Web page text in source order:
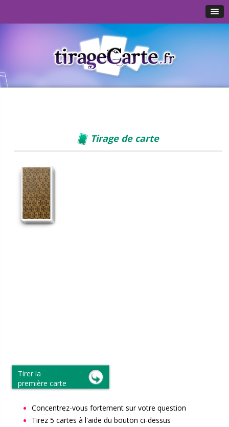
Tirage de carte
Tirer la
première carte
Concentrez-vous fortement sur votre question
Tirez 5 cartes à l'aide du bouton ci-dessus